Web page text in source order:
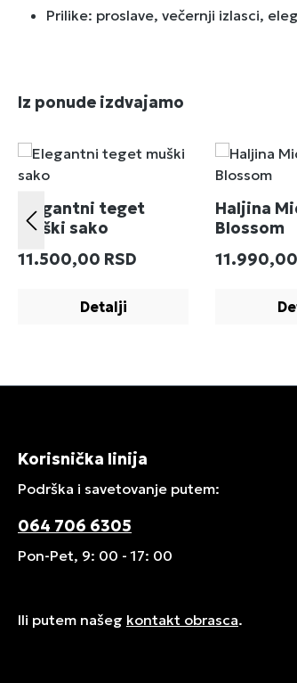
Prilike: proslave, večernji izlasci,
Preskoči galeriju proizvoda
Iz ponude izdvajamo
Elegantni teget
muški sako
Redovna cena:
11.500,00 RSD
Detalji
Haljina
Blossom
Redovna
11.990,00
Korisnička linija
Podrška i savetovanje putem:
064 706 6305
Pon-Pet, 9: 00 - 17: 00
Ili putem našeg kontakt obrasca.